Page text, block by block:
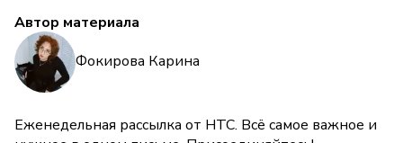
Автор материала
Фокирова Карина
Еженедельная рассылка от НТС. Всё самое важное и